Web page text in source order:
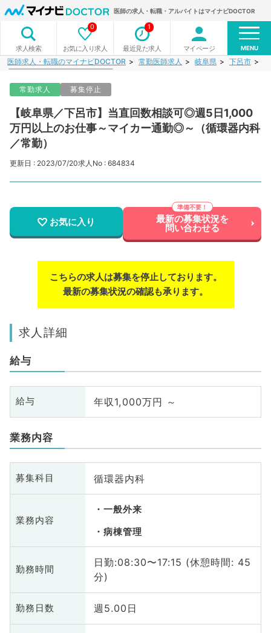
医師の求人・転職・アルバイトはマイナビDOCTOR
求人検索 お気に入り求人
0
最近見た求人
1
マイページ MENU
医師求人・転職のマイナビDOCTOR 常勤医師求人 岐阜県 下呂市
常勤求人 募集停止
【岐阜県／下呂市】当直回数相談可◎週5日1,000
万円以上のお仕事～マイカー通勤◎～（循環器内科
／常勤）
更新日 : 2023/07/20求人No : 684834
お気に入り 最新の募集状況を
問い合わせる
こちらの求人は募集を停止しております。
最新の募集状況の確認も承ります。
求人詳細
給与
給与 年収1,000万円 ～
業務内容
募集科目 循環器内科
業務内容
一般外来
病棟管理
勤務時間
日勤:08:30〜17:15 (休憩時間: 45
分)
勤務日数 週5.00日